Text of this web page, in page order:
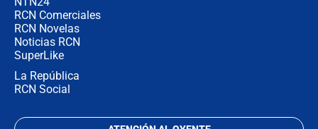
RCN Comerciales
RCN Novelas
Noticias RCN
SuperLike
La República
RCN Social